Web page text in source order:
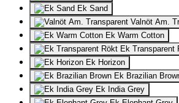
Ek Sand
Valnöt Am.
Ek Warm Cotton
Ek Transparent
Ek Horizon
Ek Brazilian
Ek India Grey